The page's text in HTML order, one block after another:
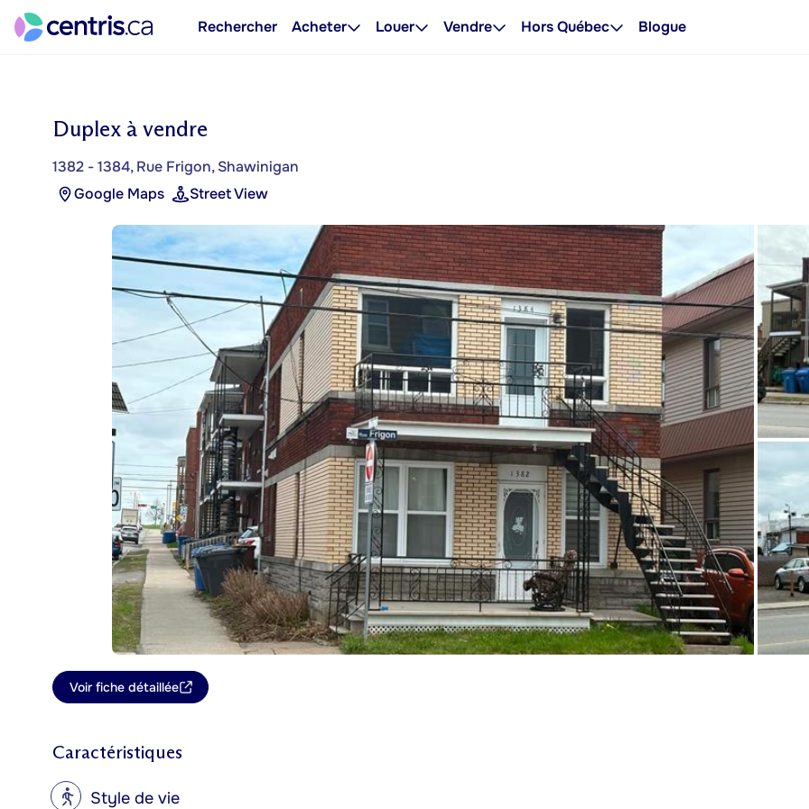
Rechercher Acheter Louer Vendre Hors Québec Blogue
Duplex à vendre
1382 - 1384, Rue Frigon, Shawinigan
Google Maps
Street View
Voir fiche détaillée
Caractéristiques
? Style de vie